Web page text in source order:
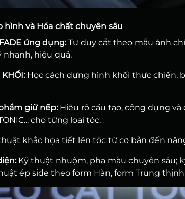
hình và Hóa chất chuyên sâu
ứng dụng:Tư duy cắt theo mẫu ảnh
hiệu quả.
Học cách dựng hình khối thực chiến,
giữ nếp:Hiểu rõ cấu tạo, công dụng và
cho từng loại tóc.
khắc họa tiết lên tóc từ cơ bản đến
Kỹ thuật nhuộm, pha màu chuyên sâu;
ép side theo form Hàn, form Trung